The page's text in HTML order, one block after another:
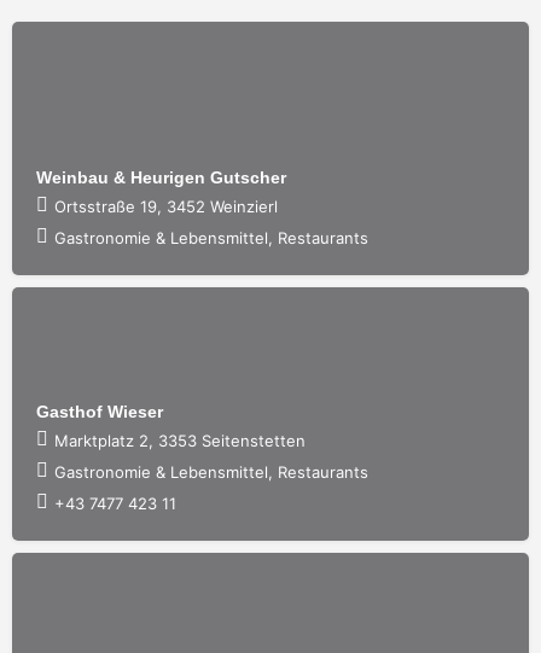
Weinbau & Heurigen Gutscher
Ortsstraße 19, 3452 Weinzierl
Gastronomie & Lebensmittel, Restaurants
Gasthof Wieser
Marktplatz 2, 3353 Seitenstetten
Gastronomie & Lebensmittel, Restaurants
+43 7477 423 11